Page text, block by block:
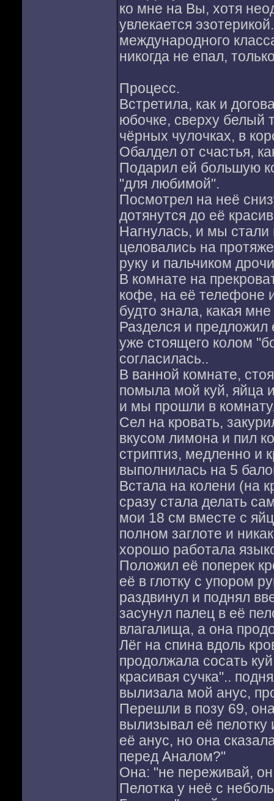
ко мне на Вы, хотя
увлекается
международного
никогда не епал,
Процесс.
Встретила, как и
юбочке, сверху белый
чёрных чулочках, в
Обалдел от счастья,
Подарил ей большую
"для любимой".
Посмотрел на неё
дотянутся до её
Нагнулась, и мы стали
целовались на
руку и пальчиком
В комнате на
кофе, на её телефоне
будто знала, какая
Разделся и
уже стоящего колом
согласилась..
В ванной комнате,
помыла мой куй, яйца
и мы прошли в
Сел на кровать,
вкусом лимона и пил
стриптиз, медленно и
выполнилась на 5
Встала на колени (на
сразу стала делать
мои 18 см вместе с
полном заглоте и
хорошо работала
Положил её поперек
её в глотку с упором
раздвинул и поднял
засунул палец в её
влагалища, а она
Лёг на спина вдоль
продолжала сосать
красивая сучка"..
вылизала мой анус,
Перешли в позу 69,
вылизывал её пелотку
её анус, но она
перед Аналом?"
Она: "не переживай,
Пелотка у неё с